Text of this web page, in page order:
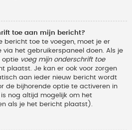
toe aan mijn bericht?
bericht toe te voegen, moet je er
via het gebruikerspaneel doen. Als je
optie voeg mijn onderschrift toe
plaatst. Je kan er ook voor zorgen
aan ieder nieuw bericht wordt
de bijhorende optie te activeren in
nog altijd mogelijk om het
als je het bericht plaatst).